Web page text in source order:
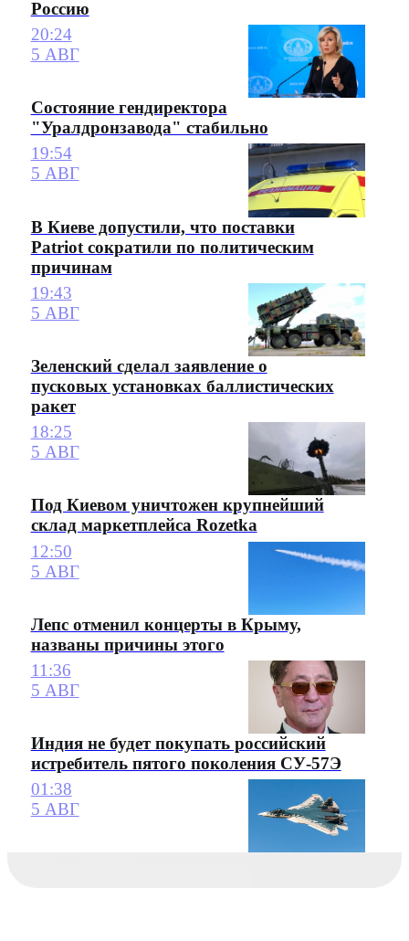
Россию
20:24
5 АВГ
Состояние гендиректора
"Уралдронзавода" стабильно
19:54
5 АВГ
В Киеве допустили, что поставки
Patriot сократили по политическим
причинам
19:43
5 АВГ
Зеленский сделал заявление о
пусковых установках баллистических
ракет
18:25
5 АВГ
Под Киевом уничтожен крупнейший
склад маркетплейса Rozetka
12:50
5 АВГ
Лепс отменил концерты в Крыму,
названы причины этого
11:36
5 АВГ
Индия не будет покупать российский
истребитель пятого поколения СУ-57Э
01:38
5 АВГ